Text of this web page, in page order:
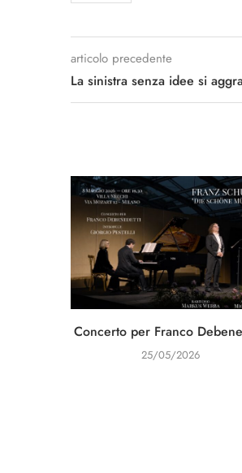
articolo precedente
La sinistra senza idee si
Concerto per Franco
25/05/2026